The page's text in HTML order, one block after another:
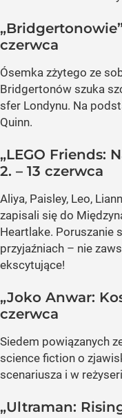
czerwca
Ósemka zżytego ze
Bridgertonów szuka
sfer Londynu. Na
Quinn.
„LEGO Friends:
2. – 13 czerwca
Aliya, Paisley, Leo,
zapisali się do
Heartlake. Poruszanie
przyjaźniach – nie
ekscytujące!
„Joko Anwar:
czerwca
Siedem powiązanych
science fiction o
scenariusza i w
„Ultraman: